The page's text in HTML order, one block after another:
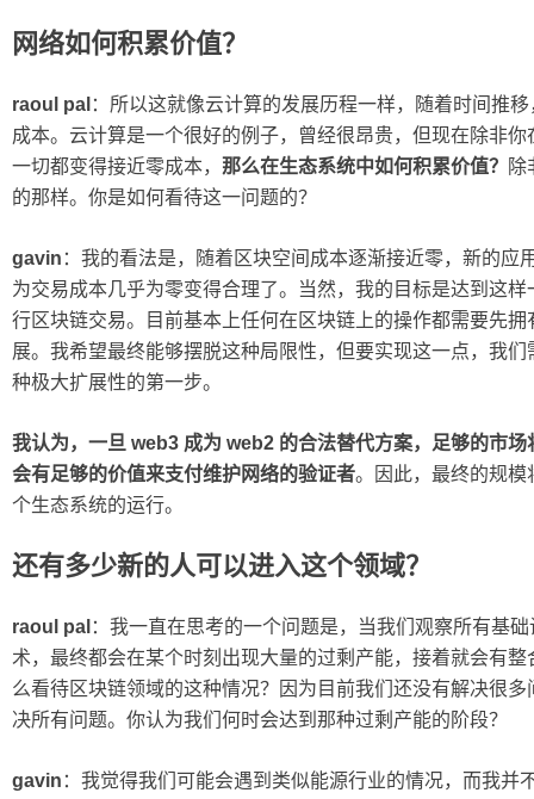
网络如何积累价值？
raoul pal ：所以这就像云计算的发展历程一样，随着时间推
成本。云计算是一个很好的例子，曾经很昂贵，但现在除非
一切都变得接近零成本， 那么在生态系统中如何积累价值？ 除
的那样。你是如何看待这一问题的？
gavin ：我的看法是，随着区块空间成本逐渐接近零，新的应
为交易成本几乎为零变得合理了。当然，我的目标是达到这
行区块链交易。目前基本上任何在区块链上的操作都需要先
展。我希望最终能够摆脱这种局限性，但要实现这一点，我
种极大扩展性的第一步。
我认为，一旦 web3 成为 web2 的合法替代方案，足够的市
会有足够的价值来支付维护网络的验证者。因此，最终的规模
个生态系统的运行。
还有多少新的人可以进入这个领域？
raoul pal ：我一直在思考的一个问题是，当我们观察所有基
术，最终都会在某个时刻出现大量的过剩产能，接着就会有
么看待区块链领域的这种情况？因为目前我们还没有解决很
决所有问题。你认为我们何时会达到那种过剩产能的阶段？
gavin ：我觉得我们可能会遇到类似能源行业的情况，而我并